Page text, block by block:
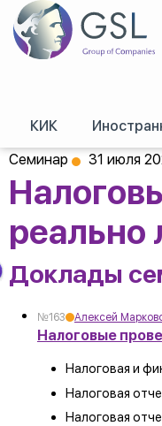
КИК
GSL/Оффшорные
Семинар 31 июля
реально
Доклады
№163 Алексей
Налоговые
Налоговая и
Налоговая
Налоговая